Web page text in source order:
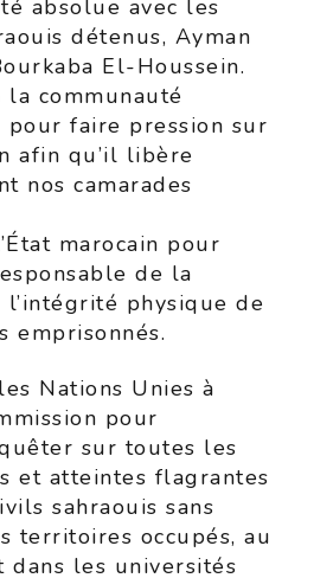
absolue avec les
détenus, Ayman
El-Houssein.
communauté
pour faire pression sur
afin qu’il libère
nos camarades
marocain pour
de la
physique de
emprisonnés.
Nations Unies à
pour
sur toutes les
et atteintes flagrantes
sahraouis sans
territoires occupés, au
dans les universités